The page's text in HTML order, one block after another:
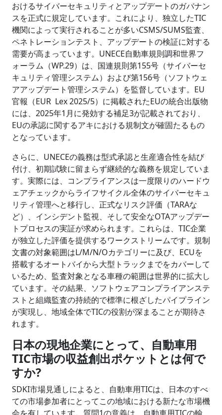
おけるサイバーセキュリティとアップデートのガバナン
スを正式に規定しています。これにより、独立したTIC
機関によって実行されることが多いCSMS/SUMS監査、
ペネトレーションテスト、アップデートの検証に対する
需要が高まっています。UNECE自動車規則調和世界フ
ォーラム（WP.29）は、国連規則第155号（サイバーセ
キュリティ管理システム）および第156号（ソフトウェ
アアップデート管理システム）を監督しています。EU
官報（EUR Lex 2025/5）に掲載されたEUの統合出版物
には、2025年1月に発効する補足3が記載されており、
EUの承認に関するアキにおける規制文が確固たるもの
となっています。
さらに、UNECEの義務は型式承認と生産適合性を結び
付け、初期試験に留まらず継続的な義務を規定していま
す。実際には、コンプライアンスは一度限りのハードウ
ェアチェックからライフサイクル全体のサイバーセキュ
リティ管理へと移行し、正式なリスク評価（TARAな
ど）、インシデント監視、そして安全なOTAアップデー
トプロセスの実証が求められます。これらは、TIC企業
が独立した評価を提供するワークストリームです。規制
文書の対象範囲はL/M/N/Oカテゴリーに及び、ECUを
搭載するオートバイから大型トラックまでをカバーして
いるため、監査対象となる車種の範囲は世界的に拡大し
ています。その結果、ソフトウェアコンプライアンステ
ストと組織監査の持続的で標準に根ざしたパイプライン
が実現し、地域全体でTICの役割が深まることが期待さ
れます。
日本の現地企業にとって、自動車用
TIC市場の収益創出ポケットとは何で
すか?
SDKI市場見通しによると、自動車用TICは、日本のすべ
ての市場参加者にとってこの地域における新たな市場機